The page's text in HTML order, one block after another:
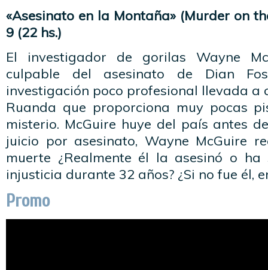
«Asesinato en la Montaña» (Murder on
9 (22 hs.)
El investigador de gorilas Wayne
culpable del asesinato de Dian
investigación poco profesional llevada a
Ruanda que proporciona muy pocas
misterio. McGuire huye del país antes
juicio por asesinato, Wayne McGuire
muerte ¿Realmente él la asesinó o
injusticia durante 32 años? ¿Si no fue él,
Promo